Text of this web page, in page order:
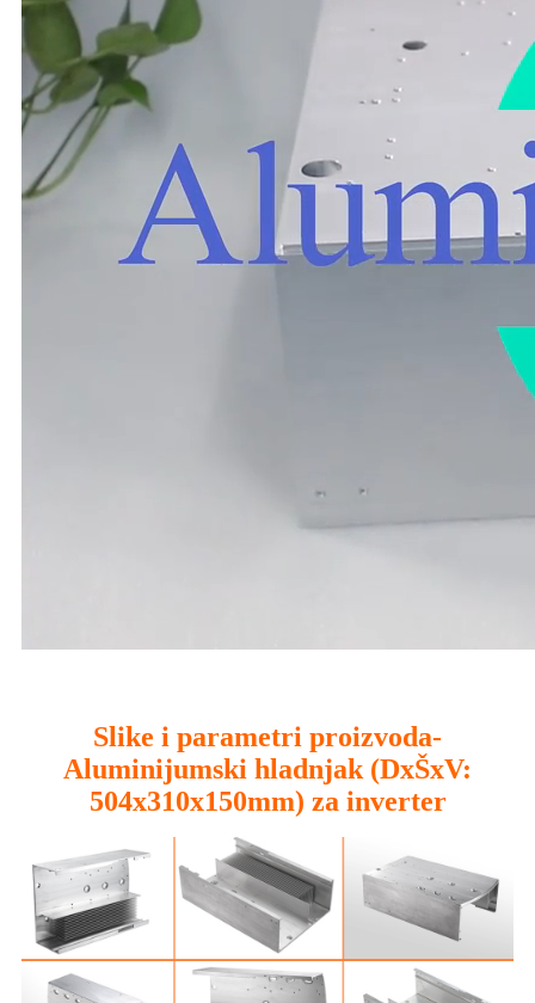
Slike i parametri proizvoda-
Aluminijumski hladnjak (DxŠxV:
504x310x150mm) za inverter